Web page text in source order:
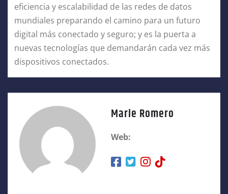
eficiencia y escalabilidad de las redes de datos
mundiales preparando el camino para un futuro
digital más conectado y seguro; y es la puerta a
nuevas tecnologías que demandarán cada vez más
dispositivos conectados.
Marie Romero
Web: